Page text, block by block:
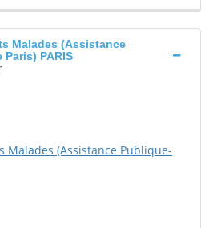
Malades (Assistance
PARIS
Malades (Assistance Publique-